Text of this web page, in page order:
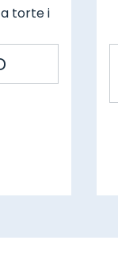
torte i